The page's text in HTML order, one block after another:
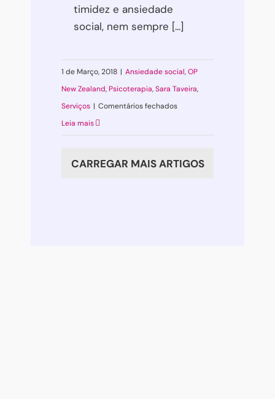
timidez e ansiedade
social, nem sempre [...]
1 de Março, 2018 | Ansiedade social,OP
New Zealand, Psicoterapia,Sara Taveira,
Serviços | Comentários fechadosem
Leia mais
CARREGAR MAIS ARTIGOS